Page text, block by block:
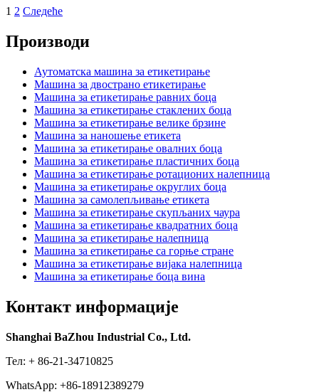
1 2 Следеће
Производи
Аутоматска машина за етикетирање
Машина за двострано етикетирање
Машина за етикетирање равних боца
Машина за етикетирање стаклених боца
Машина за етикетирање велике брзине
Машина за наношење етикета
Машина за етикетирање овалних боца
Машина за етикетирање пластичних боца
Машина за етикетирање ротационих налепница
Машина за етикетирање округлих боца
Машина за самолепљивање етикета
Машина за етикетирање скупљаних чаура
Машина за етикетирање квадратних боца
Машина за етикетирање налепница
Машина за етикетирање са горње стране
Машина за етикетирање вијака налепница
Машина за етикетирање боца вина
Контакт информације
Shanghai BaZhou Industrial Co., Ltd.
Тел: + 86-21-34710825
WhatsApp: +86-18912389279